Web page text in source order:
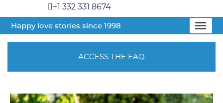
+1 332 331 8674
Happy love stories since 1998
ACCESS THE FAQ